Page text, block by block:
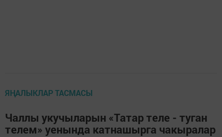
ЯҢАЛЫКЛАР ТАСМАСЫ
Чаллы укучыларын «Татар теле - туган
телем» уенында катнашырга чакыралар